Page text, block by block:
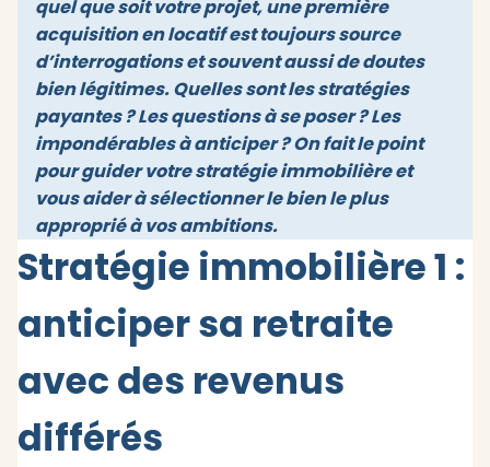
quel que soit votre projet, une première
acquisition en locatif est toujours source
d’interrogations et souvent aussi de doutes
bien légitimes. Quelles sont les stratégies
payantes ? Les questions à se poser ? Les
impondérables à anticiper ? On fait le point
pour guider votre stratégie immobilière et
vous aider à sélectionner le bien le plus
approprié à vos ambitions.
Stratégie immobilière 1 :
anticiper sa retraite
avec des revenus
différés